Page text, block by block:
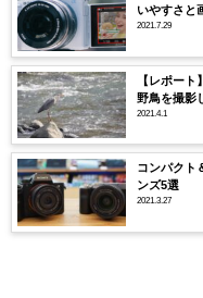
いやすさと
ん動画用カ
2021.7.29
【レポー
野鳥を撮影
2021.4.1
コンパクト
ンズ5選
2021.3.27